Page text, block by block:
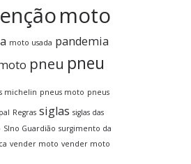
moto
moto usada pandemia
pneu pneu
michelin pneus moto pneus
Regras siglas siglas das
SIno Guardião surgimento da
vender moto vender moto